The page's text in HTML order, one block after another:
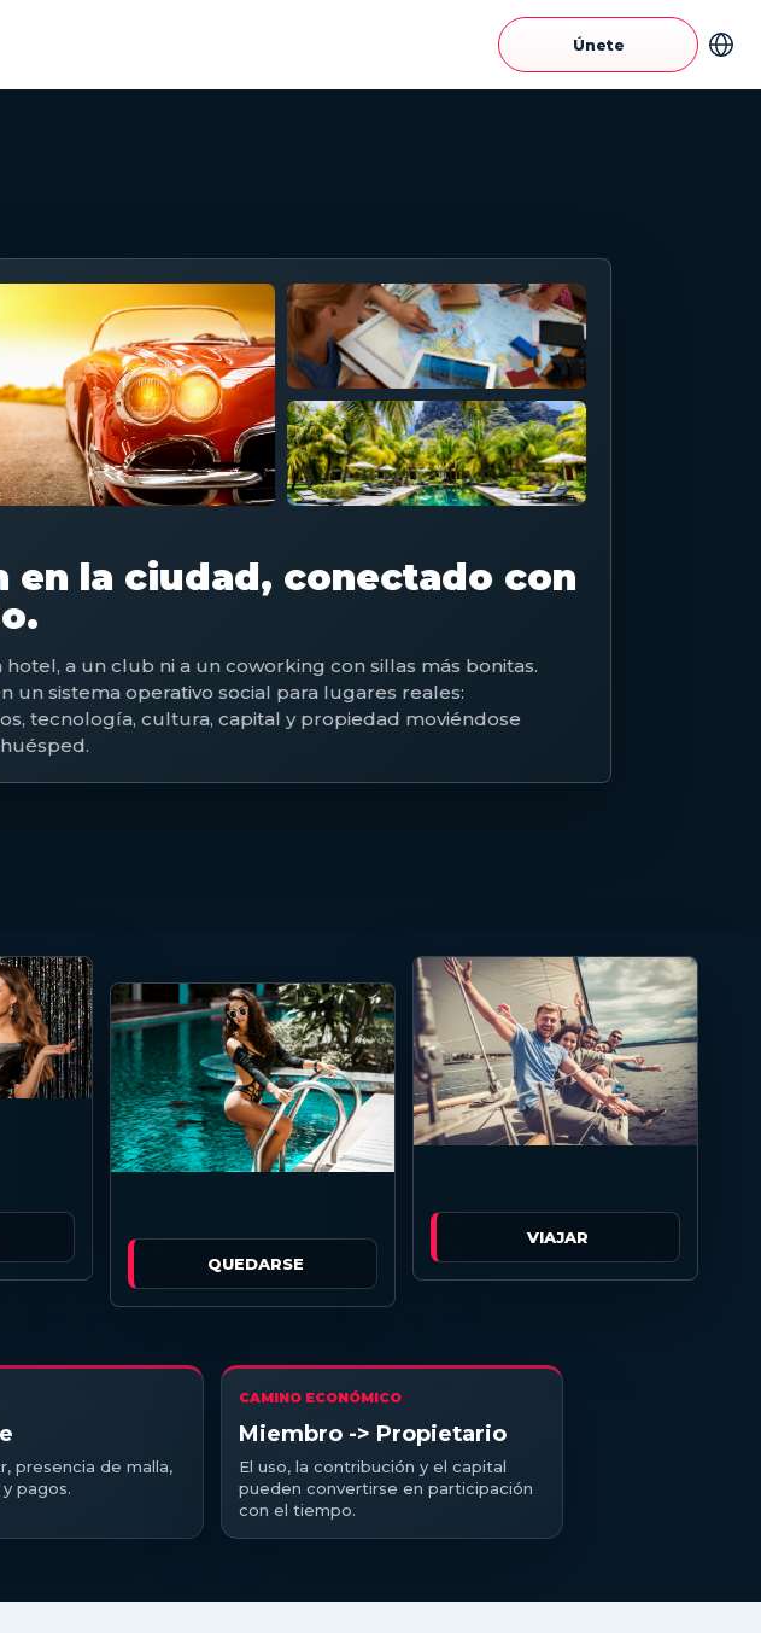
Únete
en la ciudad, conectado con
hotel, a un club ni a un coworking con sillas más bonitas.
un sistema operativo social para lugares reales:
tecnología, cultura, capital y propiedad moviéndose
QUEDARSE
VIAJAR
presencia de malla,
pagos.
CAMINO ECONÓMICO
Miembro -> Propietario
El uso, la contribución y el capital
pueden convertirse en participación
con el tiempo.